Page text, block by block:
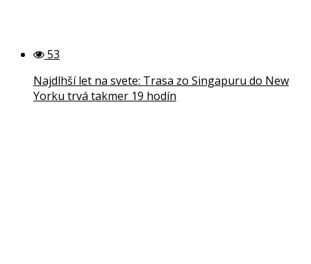
53
Najdlhší let na svete: Trasa zo Singapuru do New
Yorku trvá takmer 19 hodín